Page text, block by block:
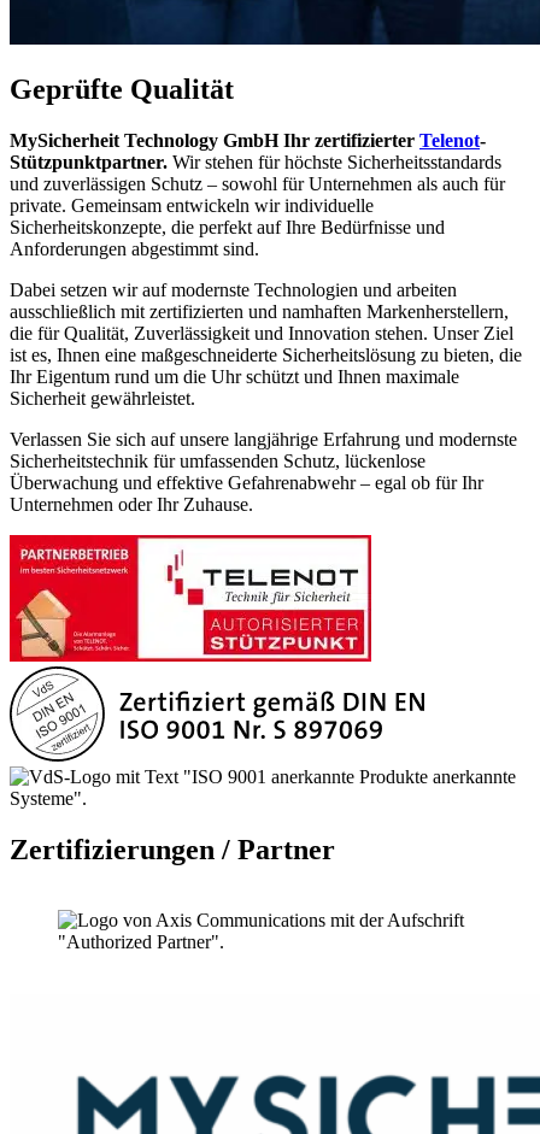
Geprüfte Qualität
MySicherheit Technology GmbH Ihr zertifizierter Telenot-
Stützpunktpartner. Wir stehen für höchste Sicherheitsstandards
und zuverlässigen Schutz – sowohl für Unternehmen als auch für
private. Gemeinsam entwickeln wir individuelle
Sicherheitskonzepte, die perfekt auf Ihre Bedürfnisse und
Anforderungen abgestimmt sind.
Dabei setzen wir auf modernste Technologien und arbeiten
ausschließlich mit zertifizierten und namhaften Markenherstellern,
die für Qualität, Zuverlässigkeit und Innovation stehen. Unser Ziel
ist es, Ihnen eine maßgeschneiderte Sicherheitslösung zu bieten, die
Ihr Eigentum rund um die Uhr schützt und Ihnen maximale
Sicherheit gewährleistet.
Verlassen Sie sich auf unsere langjährige Erfahrung und modernste
Sicherheitstechnik für umfassenden Schutz, lückenlose
Überwachung und effektive Gefahrenabwehr – egal ob für Ihr
Unternehmen oder Ihr Zuhause.
Zertifizierungen / Partner